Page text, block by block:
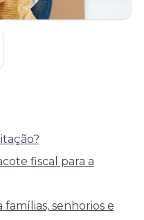
fiscal para a
senhorios e